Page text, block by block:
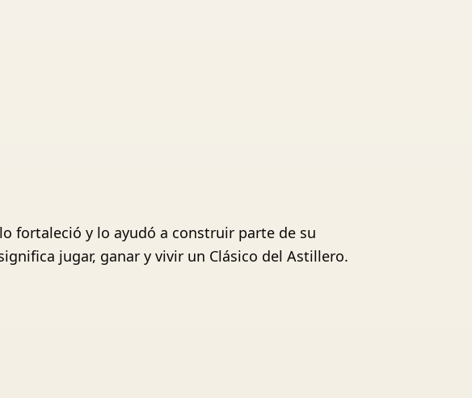
fortaleció y lo ayudó a construir parte de su
jugar, ganar y vivir un Clásico del Astillero.